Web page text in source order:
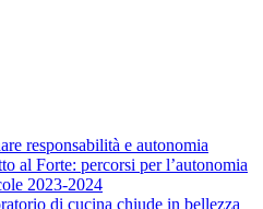
responsabilità e autonomia
al Forte: percorsi per l’autonomia
2023-2024
di cucina chiude in bellezza